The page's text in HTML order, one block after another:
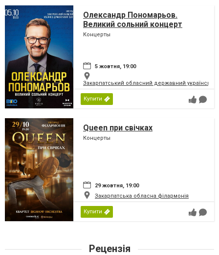
Олександр Пономарьов.
Великий сольний концерт
Концерты
5 жовтня, 19:00
Закарпатський обласний державний
Купити
Queen при свічках
Концерты
29 жовтня, 19:00
Закарпатська обласна філармонія
Купити
Рецензія